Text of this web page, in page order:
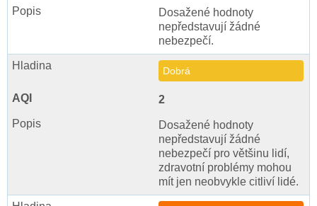
Dosažené hodnoty
nepředstavují žádné
nebezpečí.
Dobrá
2
Dosažené hodnoty
nepředstavují žádné
nebezpečí pro většinu lidí,
zdravotní problémy mohou
mít jen neobvykle citliví lidé.